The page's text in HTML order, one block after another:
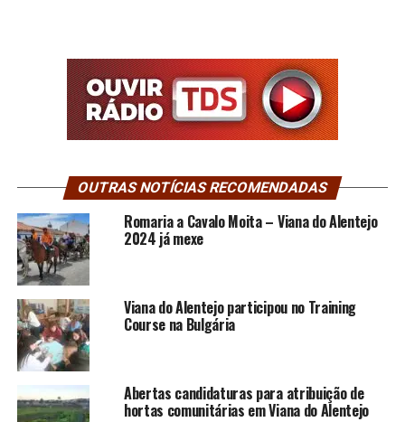
OUTRAS NOTÍCIAS RECOMENDADAS
Romaria a Cavalo Moita – Viana do Alentejo
2024 já mexe
Viana do Alentejo participou no Training
Course na Bulgária
Abertas candidaturas para atribuição de
hortas comunitárias em Viana do Alentejo